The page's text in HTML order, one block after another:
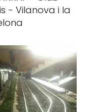
- Vilanova i la